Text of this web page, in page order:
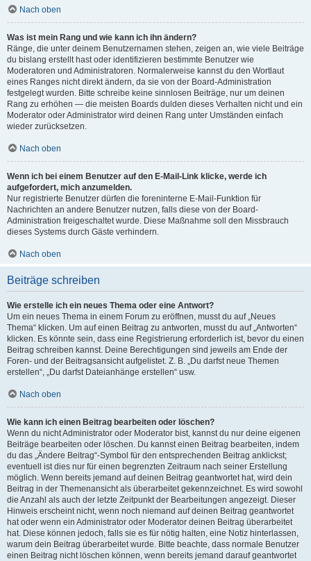
Nach oben
Was ist mein Rang und wie kann ich ihn ändern?
Ränge, die unter deinem Benutzernamen stehen, zeigen an, wie viele Beiträge
du bislang erstellt hast oder identifizieren bestimmte Benutzer wie
Moderatoren und Administratoren. Normalerweise kannst du den Wortlaut
eines Ranges nicht direkt ändern, da sie von der Board-Administration
festgelegt wurden. Bitte schreibe keine sinnlosen Beiträge, nur um deinen
Rang zu erhöhen — die meisten Boards dulden dieses Verhalten nicht und ein
Moderator oder Administrator wird deinen Rang unter Umständen einfach
wieder zurücksetzen.
Nach oben
Wenn ich bei einem Benutzer auf den E-Mail-Link klicke, werde ich
aufgefordert, mich anzumelden.
Nur registrierte Benutzer dürfen die foreninterne E-Mail-Funktion für
Nachrichten an andere Benutzer nutzen, falls diese von der Board-
Administration freigeschaltet wurde. Diese Maßnahme soll den Missbrauch
dieses Systems durch Gäste verhindern.
Nach oben
Beiträge schreiben
Wie erstelle ich ein neues Thema oder eine Antwort?
Um ein neues Thema in einem Forum zu eröffnen, musst du auf „Neues
Thema“ klicken. Um auf einen Beitrag zu antworten, musst du auf „Antworten“
klicken. Es könnte sein, dass eine Registrierung erforderlich ist, bevor du einen
Beitrag schreiben kannst. Deine Berechtigungen sind jeweils am Ende der
Foren- und der Beitragsansicht aufgelistet. Z. B. „Du darfst neue Themen
erstellen“, „Du darfst Dateianhänge erstellen“ usw.
Nach oben
Wie kann ich einen Beitrag bearbeiten oder löschen?
Wenn du nicht Administrator oder Moderator bist, kannst du nur deine eigenen
Beiträge bearbeiten oder löschen. Du kannst einen Beitrag bearbeiten, indem
du das „Ändere Beitrag“-Symbol für den entsprechenden Beitrag anklickst;
eventuell ist dies nur für einen begrenzten Zeitraum nach seiner Erstellung
möglich. Wenn bereits jemand auf deinen Beitrag geantwortet hat, wird dein
Beitrag in der Themenansicht als überarbeitet gekennzeichnet. Es wird sowohl
die Anzahl als auch der letzte Zeitpunkt der Bearbeitungen angezeigt. Dieser
Hinweis erscheint nicht, wenn noch niemand auf deinen Beitrag geantwortet
hat oder wenn ein Administrator oder Moderator deinen Beitrag überarbeitet
hat. Diese können jedoch, falls sie es für nötig halten, eine Notiz hinterlassen,
warum dein Beitrag überarbeitet wurde. Bitte beachte, dass normale Benutzer
einen Beitrag nicht löschen können, wenn bereits jemand darauf geantwortet